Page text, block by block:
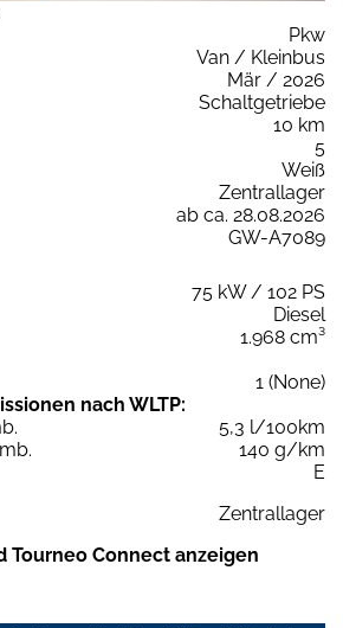
Pkw
Van / Kleinbus
Mär / 2026
Schaltgetriebe
10 km
5
Weiß
Zentrallager
ab ca. 28.08.2026
GW-A7089
75 kW / 102 PS
Diesel
1.968 cm³
1 (None)
nach WLTP:
5,3 l/100km
140 g/km
E
Zentrallager
Tourneo Connect anzeigen